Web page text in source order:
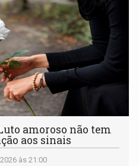
amoroso não tem
aos sinais
às 21:00